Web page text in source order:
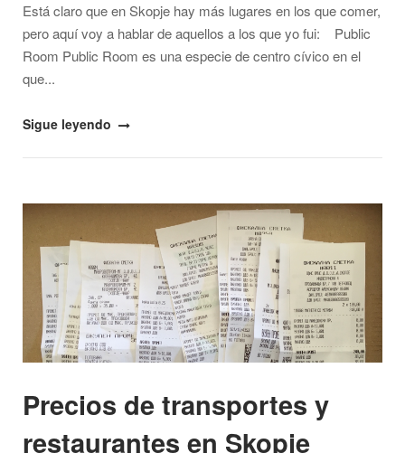
Está claro que en Skopje hay más lugares en los que comer,
pero aquí voy a hablar de aquellos a los que yo fui: Public
Room Public Room es una especie de centro cívico en el
que...
"¿Dónde
Sigue leyendo
Open post
Precios de transportes y
restaurantes en Skopje